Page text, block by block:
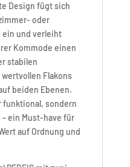
Design fügt sich
oder
und verleiht
Kommode einen
stabilen
Flakons
beiden Ebenen.
funktional, sondern
ein Must-have für
auf Ordnung und